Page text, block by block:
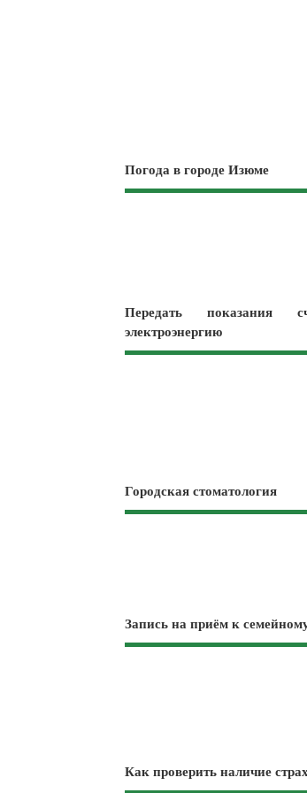
Погода в городе Изюме
Передать показания
электроэнергию
Городская стоматология
Запись на приём к
Как проверить наличие